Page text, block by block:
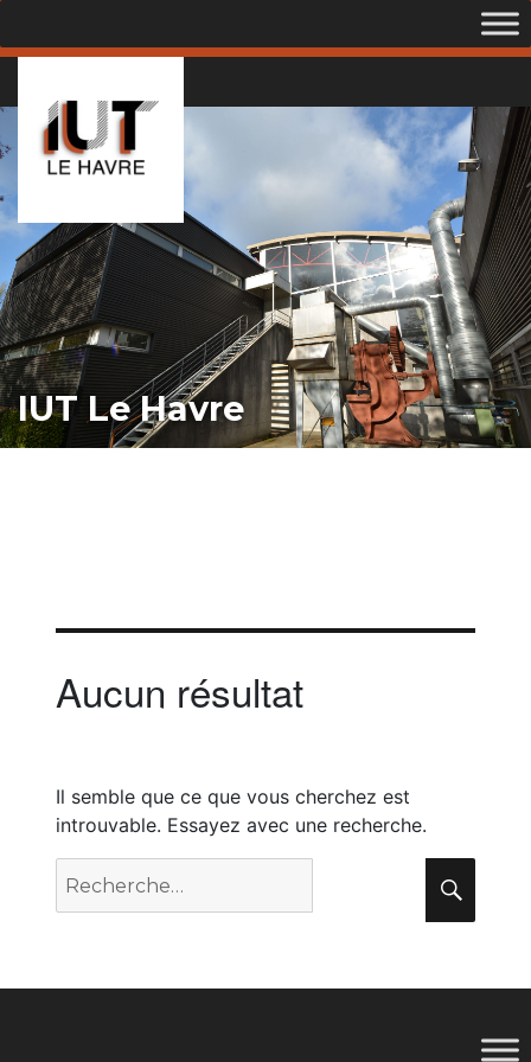
IUT Le Havre
Aucun résultat
Il semble que ce que vous cherchez est
introuvable. Essayez avec une recherche.
Recherche
pour